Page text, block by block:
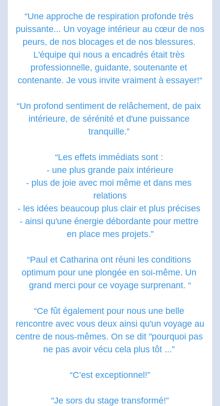
“Une approche de respiration profonde très
puissante... Un voyage intérieur au cœur de nos
peurs, de nos blocages et de nos blessures.
L'équipe qui nous a encadrés était très
professionnelle, guidante, soutenante et
contenante. Je vous invite vraiment à essayer!“
“Un profond sentiment de relâchement, de paix
intérieure, de sérénité et d'une puissance
tranquille.”
“Les effets immédiats sont :
- une plus grande paix intérieure
- plus de joie avec moi même et dans mes
relations
- les idées beaucoup plus clair et plus précises
- ainsi qu'une énergie débordante pour mettre
en place mes projets.”
“Paul et Catharina ont réuni les conditions
optimum pour une plongée en soi-même. Un
grand merci pour ce voyage surprenant. “
“Ce fût également pour nous une belle
rencontre avec vous deux ainsi qu'un voyage au
centre de nous-mêmes. On se dit "pourquoi pas
ne pas avoir vécu cela plus tôt ...”
“C’est exceptionnel!”
"Je sors du stage transformé!”